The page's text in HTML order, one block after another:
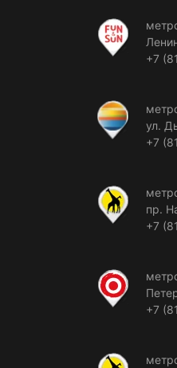
+7
ул.
+7
пр.
+7
+7